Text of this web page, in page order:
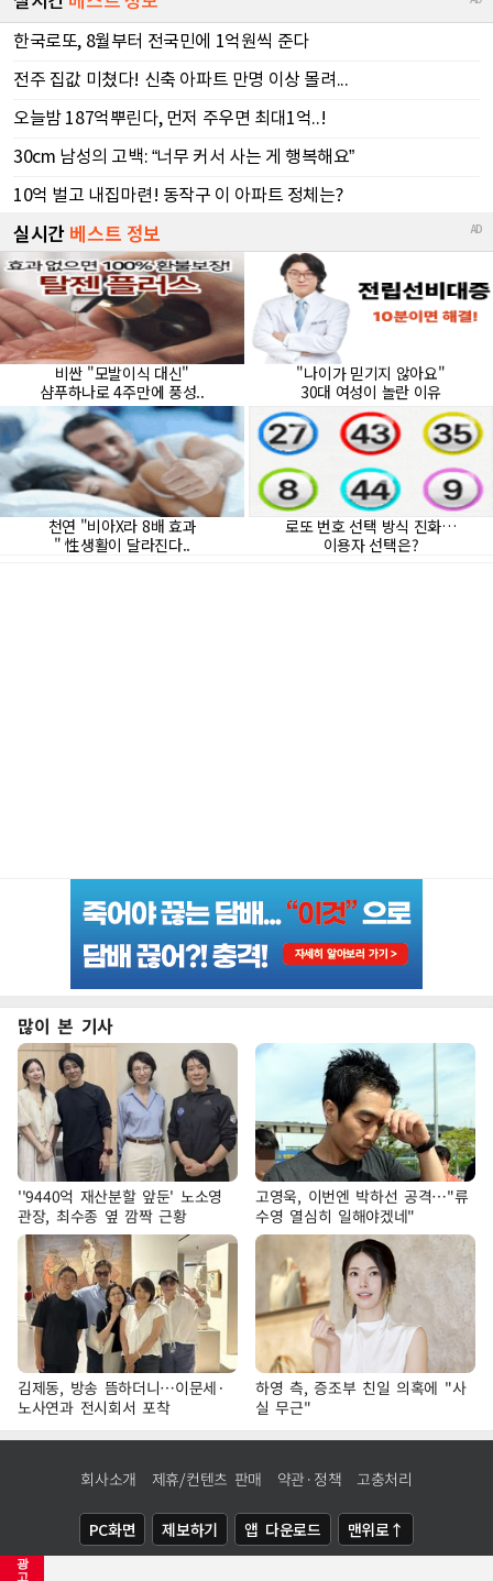
광
고
많이 본 기사
''9440억 재산분할 앞둔' 노소영
관장, 최수종 옆 깜짝 근황
고영욱, 이번엔 박하선 공격…"류
수영 열심히 일해야겠네"
김제동, 방송 뜸하더니…이문세·
노사연과 전시회서 포착
하영 측, 증조부 친일 의혹에 "사
실 무근"
회사소개 제휴/컨텐츠 판매 약관·정책 고충처리
PC화면 제보하기 앱 다운로드 맨위로↑